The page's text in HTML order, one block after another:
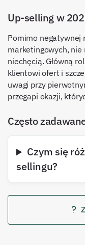
Up-selling w
Pomimo negatywnej
marketingowych, nie
niechęcią. Główną
klientowi ofert i
uwagi przy
przegapi okazji,
Często
Czym się
sellingu?